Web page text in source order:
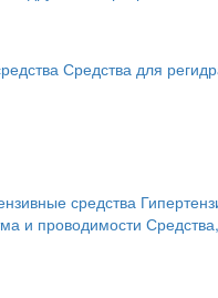
Средства для
средства
и проводимости Средства,